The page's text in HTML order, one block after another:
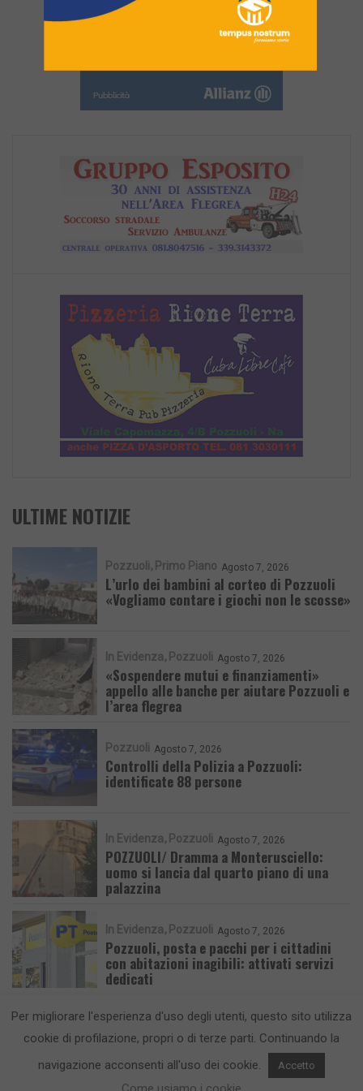
ULTIME NOTIZIE
Pozzuoli Primo Piano Agosto 7, 2026
L’urlo dei bambini al corteo di Pozzuoli
«Vogliamo contare i giochi non le scosse»
In Evidenza Pozzuoli Agosto 7, 2026
«Sospendere mutui e finanziamenti»
appello alle banche per aiutare Pozzuoli e
l’area flegrea
Pozzuoli Agosto 7, 2026
Controlli della Polizia a Pozzuoli:
identificate 88 persone
In Evidenza Pozzuoli Agosto 7, 2026
POZZUOLI/ Dramma a Monterusciello:
uomo si lancia dal quarto piano di una
palazzina
In Evidenza Pozzuoli Agosto 7, 2026
Pozzuoli, posta e pacchi per i cittadini
con abitazioni inagibili: attivati servizi
dedicati
CronacaFlegrea testata giornalistica - aut. Tribunale di Napoli n. 34 del
23/05/2012.Info e Contatti
Per migliorare l'esperienza d'uso degli utenti, questo sito utilizza
cookie di profilazione, propri o di terze parti. Continuando la
navigazione acconsenti all'uso dei cookie.
Accetto